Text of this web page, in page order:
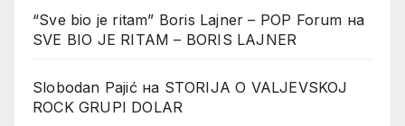
“Sve bio je ritam” Boris Lajner – POP Forum на
SVE BIO JE RITAM – BORIS LAJNER
Slobodan Pajićна STORIJA O VALJEVSKOJ
ROCK GRUPI DOLAR